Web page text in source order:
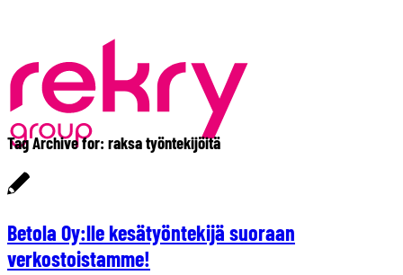
Tag Archive for: raksa työntekijöitä
Betola Oy:lle kesätyöntekijä suoraan
verkostoistamme!